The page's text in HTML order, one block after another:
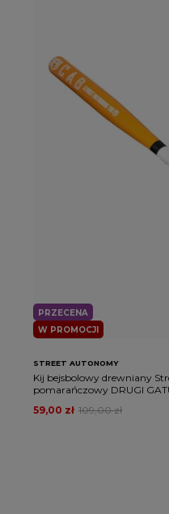
W PROMOCJI
PRZECENA
STREET AUTONOMY
Kij bejsbolowy drewniany
pomarańczowy DRUGI
109,00 zł
59,00 zł